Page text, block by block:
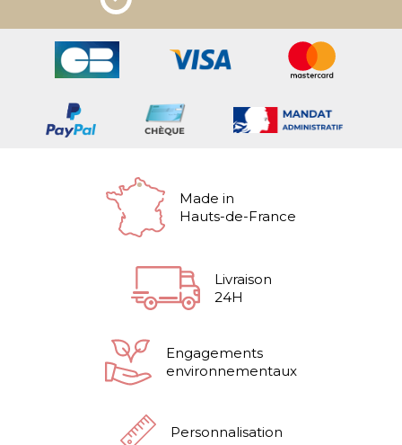
Made in
Hauts-de-France
Livraison
24H
Engagements
environnementaux
Personnalisation